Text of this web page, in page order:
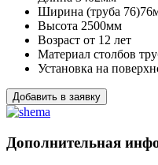
Ширина (труба
Высота 2500мм
Возраст от 12 лет
Материал столбов
Установка на
Добавить в заявку
Дополнительная